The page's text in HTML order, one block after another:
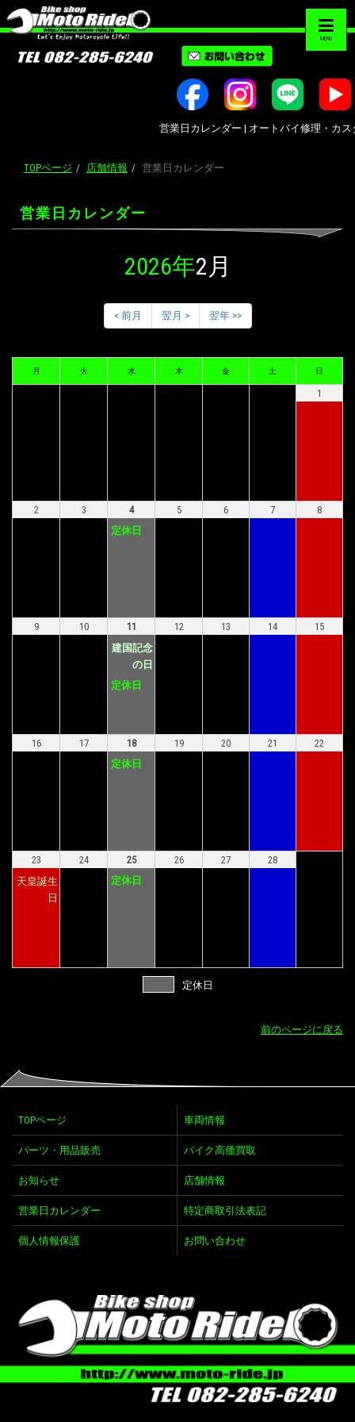
MENU
営業日カレンダー | オートバイ修理・カス
TOPページ 店舗情報 営業日カレンダー
営業日カレンダー
2026年2月
< 前月 翌月 > 翌年 >>
月 火 水 木 金 土 日
1
2 3
4
定休日
5 6 7 8
9 10
11
建国記念
の日
定休日
12 13 14 15
16 17
18
定休日
19 20 21 22
23
天皇誕生
日
24
25
定休日
26 27 28
定休日
前のページに戻る
TOPページ 車両情報
パーツ・用品販売 バイク高価買取
お知らせ 店舗情報
営業日カレンダー 特定商取引法表記
個人情報保護 お問い合わせ